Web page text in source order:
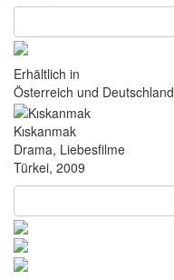
Erhältlich in
Österreich und Deutschland
Kıskanmak
Drama, Liebesfilme
Türkei, 2009